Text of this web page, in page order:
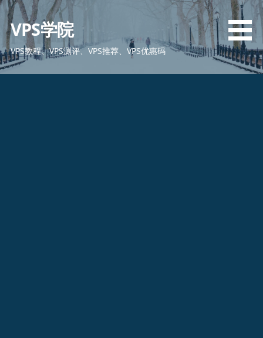
跳
内
容
VPS学院
VPS教程、VPS测评、VPS推荐、VPS优惠码